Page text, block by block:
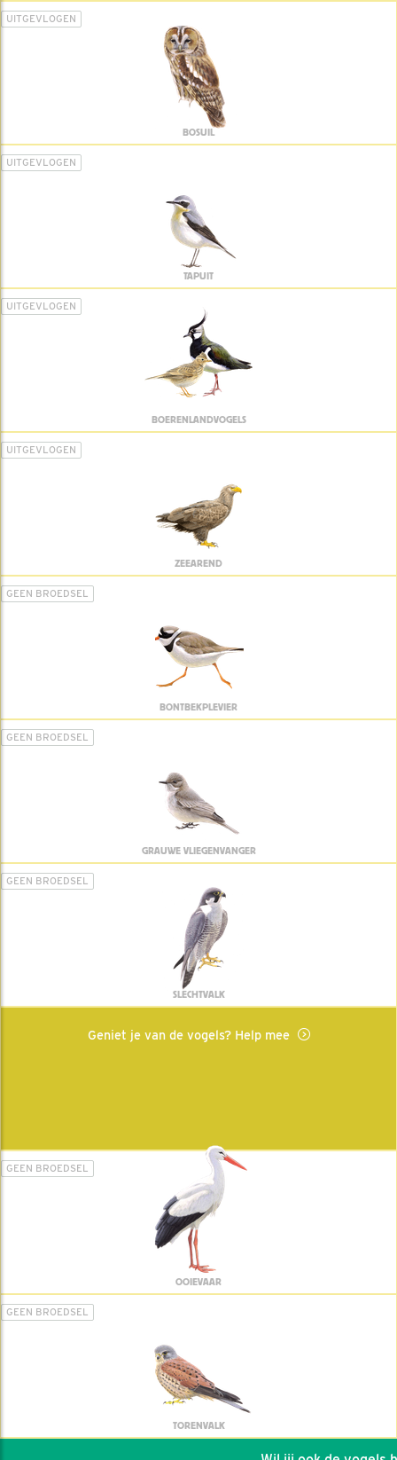
UITGEVLOGEN
BOSUIL
UITGEVLOGEN
TAPUIT
UITGEVLOGEN
BOERENLANDVOGELS
UITGEVLOGEN
ZEEAREND
GEEN BROEDSEL
BONTBEKPLEVIER
GEEN BROEDSEL
GRAUWE VLIEGENVANGER
GEEN BROEDSEL
SLECHTVALK
Geniet je van de vogels? Help mee
GEEN BROEDSEL
OOIEVAAR
GEEN BROEDSEL
TORENVALK